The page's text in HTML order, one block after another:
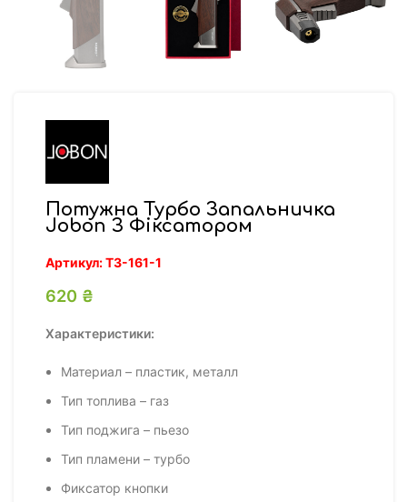
Потужна Турбо Запальничка
Jobon З Фіксатором
Артикул:ТЗ-161-1
620 ₴
Характеристики:
Материал – пластик, металл
Тип топлива – газ
Тип поджига – пьезо
Тип пламени – турбо
Фиксатор кнопки